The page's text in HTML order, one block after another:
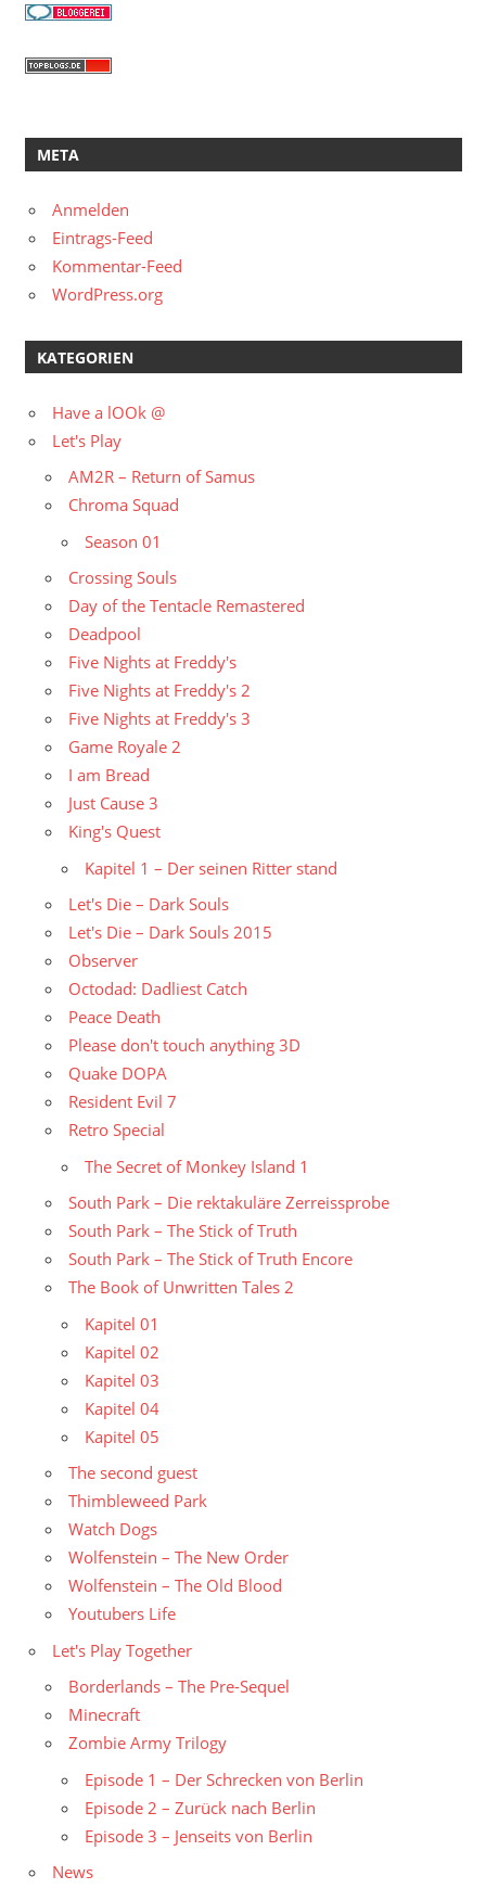
META
Anmelden
Eintrags-Feed
Kommentar-Feed
WordPress.org
KATEGORIEN
Have a lOOk @
Let's Play
AM2R – Return of Samus
Chroma Squad
Season 01
Crossing Souls
Day of the Tentacle Remastered
Deadpool
Five Nights at Freddy's
Five Nights at Freddy's 2
Five Nights at Freddy's 3
Game Royale 2
I am Bread
Just Cause 3
King's Quest
Kapitel 1 – Der seinen Ritter stand
Let's Die – Dark Souls
Let's Die – Dark Souls 2015
Observer
Octodad: Dadliest Catch
Peace Death
Please don't touch anything 3D
Quake DOPA
Resident Evil 7
Retro Special
The Secret of Monkey Island 1
South Park – Die rektakuläre Zerreissprobe
South Park – The Stick of Truth
South Park – The Stick of Truth Encore
The Book of Unwritten Tales 2
Kapitel 01
Kapitel 02
Kapitel 03
Kapitel 04
Kapitel 05
The second guest
Thimbleweed Park
Watch Dogs
Wolfenstein – The New Order
Wolfenstein – The Old Blood
Youtubers Life
Let's Play Together
Borderlands – The Pre-Sequel
Minecraft
Zombie Army Trilogy
Episode 1 – Der Schrecken von Berlin
Episode 2 – Zurück nach Berlin
Episode 3 – Jenseits von Berlin
News